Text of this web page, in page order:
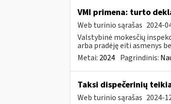
VMI primena: turto
Web turinio sąrašas 2024-
Valstybinė mokesčių
arba pradėję eiti asmenys
Metai: 2024 Pagrindinis:
Taksi dispečerinių
Web turinio sąrašas 2024-